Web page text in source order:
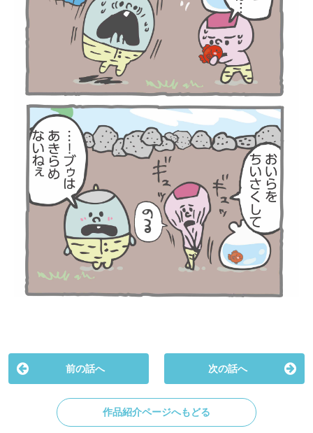
前の話へ 次の話へ
作品紹介ページへもどる